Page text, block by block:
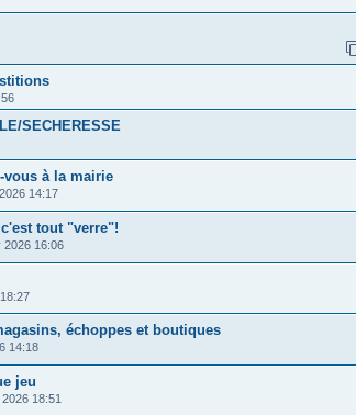
SECHERESSE
vous à la mairie
14:17
tout "verre"!
2026 16:06
échoppes et boutiques
14:18
jeu
18:51